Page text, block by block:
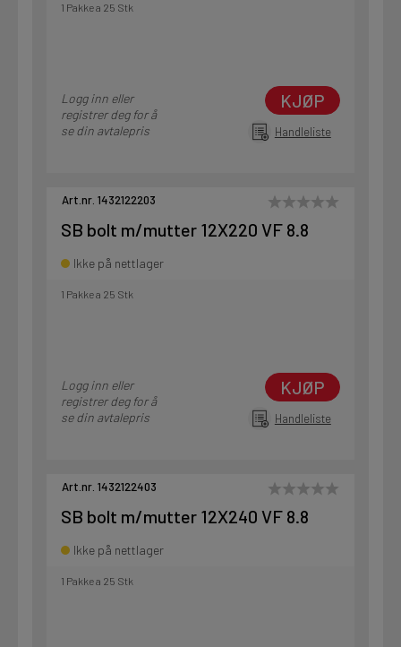
1 Pakke a 25 Stk
Logg inn eller
registrer deg for å
se din avtalepris
KJØP
Handleliste
Art.nr. 1432122203
SB bolt m/mutter 12X220 VF 8.8
Ikke på nettlager
1 Pakke a 25 Stk
Logg inn eller
registrer deg for å
se din avtalepris
KJØP
Handleliste
Art.nr. 1432122403
SB bolt m/mutter 12X240 VF 8.8
Ikke på nettlager
1 Pakke a 25 Stk